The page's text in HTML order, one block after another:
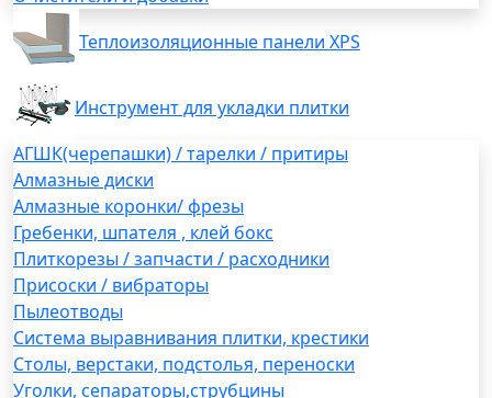
Теплоизоляционные панели XPS
Инструмент для укладки плитки
АГШК(черепашки) / тарелки / притиры
Алмазные диски
Алмазные коронки/ фрезы
Гребенки, шпателя , клей бокс
Плиткорезы / запчасти / расходники
Присоски / вибраторы
Пылеотводы
Система выравнивания плитки, крестики
Столы, верстаки, подстолья, переноски
Уголки, сепараторы,струбцины